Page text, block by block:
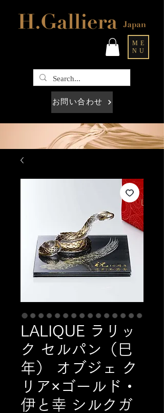
ME
NU
お問い合わせ
LALIQUE ラリッ
ク セルパン（巳
年） オブジェ ク
リア×ゴールド・
伊と幸 シルクガ